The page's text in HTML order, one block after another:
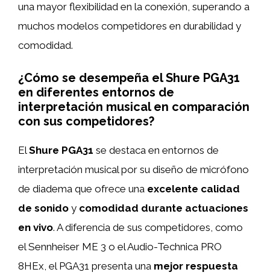
una mayor flexibilidad en la conexión, superando a
muchos modelos competidores en durabilidad y
comodidad.
¿Cómo se desempeña el Shure PGA31
en diferentes entornos de
interpretación musical en comparación
con sus competidores?
ElShure PGA31 se destaca en entornos de
interpretación musical por su diseño de micrófono
de diadema que ofrece una excelente calidad
de sonido y comodidad durante actuaciones
en vivo. A diferencia de sus competidores, como
el Sennheiser ME 3 o el Audio-Technica PRO
8HEx, el PGA31 presenta una mejor respuesta